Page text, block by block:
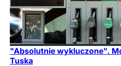
"Absolutnie wykluczone".
Tuska